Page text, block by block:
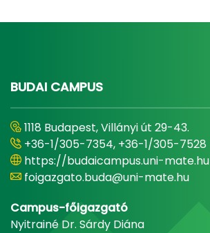
BUDAI CAMPUS
1118 Budapest, Villányi út 29-43.
+36-1/305-7354, +36-1/305-7528
https://budaicampus.uni-mate.hu
foigazgato.buda@uni-mate.hu
Campus-főigazgató
Nyitrainé Dr. Sárdy Diána